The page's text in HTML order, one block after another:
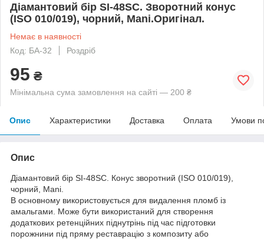
Діамантовий бір SI-48SC. Зворотний конус
(ISO 010/019), чорний, Mani.Оригінал.
Немає в наявності
Код: БА-32
Роздріб
95 ₴
Мінімальна сума замовлення на сайті — 200 ₴
Опис Характеристики Доставка Оплата Умови
Опис
Діамантовий бір SI-48SC. Конус зворотний (ISO 010/019),
чорний, Mani.
В основному використовується для видалення пломб із
амальгами. Може бути використаний для створення
додаткових ретенційних піднутрінь під час підготовки
порожнини під пряму реставрацію з композиту або